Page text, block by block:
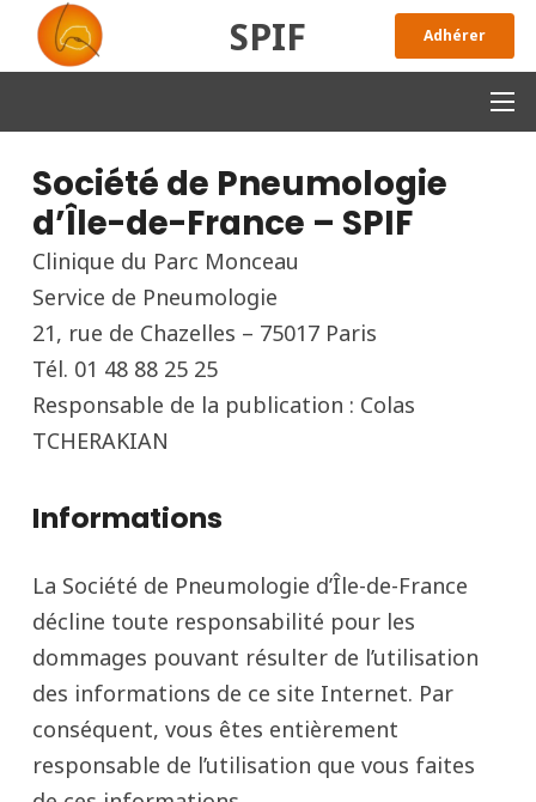
SPIF Adhérer
Société de Pneumologie
d’Île-de-France – SPIF
Clinique du Parc Monceau
Service de Pneumologie
21, rue de Chazelles – 75017 Paris
Tél. 01 48 88 25 25
Responsable de la publication : Colas
TCHERAKIAN
Informations
La Société de Pneumologie d’Île-de-France
décline toute responsabilité pour les
dommages pouvant résulter de l’utilisation
des informations de ce site Internet. Par
conséquent, vous êtes entièrement
responsable de l’utilisation que vous faites